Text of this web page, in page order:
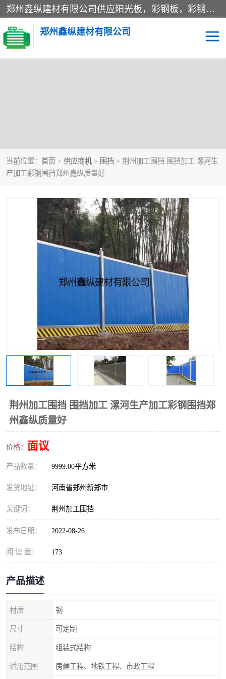
郑州鑫纵建材有限公司供应阳光板，彩钢板，彩钢钢构工程是一家集生产销售租赁安装于一体的企业，主要生产PC采光板，耐力板，仿古琉璃采光板，岩棉板、彩钢压型板、镀锌压型板、桁架楼承板，C、Z型钢檩条、围挡板、轻钢结构，阳光温室大棚等新型建材产品。公司旗下有多台移动式高空压瓦机租赁，承接全国各地业务，专业对外租赁各种型号压瓦机。
郑州鑫纵建材有限公司
当前位置： 首页 > 供应商机 > 围挡 > 荆州加工围挡 围挡加工 漯河生
产加工彩钢围挡郑州鑫纵质量好
荆州加工围挡 围挡加工 漯河生产加工彩钢围挡郑
州鑫纵质量好
价格： 面议
产品数量： 9999.00平方米
发货地址： 河南省郑州新郑市
关键词： 荆州加工围挡
发布日期： 2022-08-26
阅 读 量： 173
产品描述
材质 钢
尺寸 可定制
结构 组装式结构
适用范围 房建工程、地铁工程、市政工程